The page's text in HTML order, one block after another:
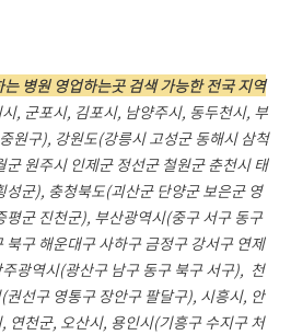
병원 영업하는곳 검색 가능한 전국 지역
, 군포시, 김포시, 남양주시, 동두천시, 부
원구), 강원도(강릉시 고성군 동해시 삼척
원주시 인제군 정선군 철원군 춘천시 태
성군), 충청북도(괴산군 단양군 보은군 영
평군 진천군), 부산광역시(중구 서구 동구
북구 해운대구 사하구 금정구 강서구 연제
광역시(광산구 남구 동구 북구 서구), 천
권선구 영통구 장안구 팔달구), 시흥시, 안
연천군, 오산시, 용인시(기흥구 수지구 처